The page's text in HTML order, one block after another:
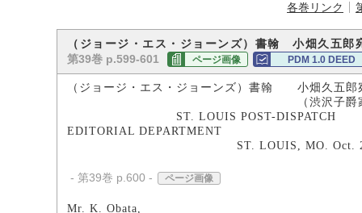
各巻リンク
（ジョージ・エス・ジョーンズ）書翰 小畑久五郎
第39巻 p.599-601 ページ画像 PDM 1.0 DEED
（ジョージ・エス・ジョーンズ）書翰 小畑久五郎
（渋沢子爵家所
ST. LOUIS POST-DISPATCH
EDITORIAL DEPARTMENT
ST. LOUIS, MO. Oct. 29,
- 第39巻 p.600 - ページ画像
Mr. K. Obata,